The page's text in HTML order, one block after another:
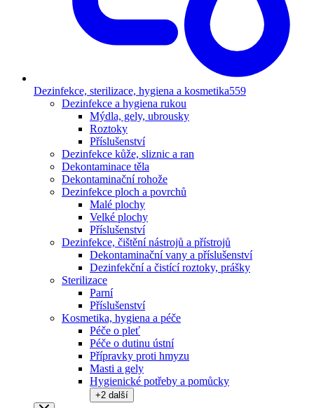
Dezinfekce, sterilizace, hygiena a kosmetika559
Dezinfekce a hygiena rukou
Mýdla, gely, ubrousky
Roztoky
Příslušenství
Dezinfekce kůže, sliznic a ran
Dekontaminace těla
Dekontaminační rohože
Dezinfekce ploch a povrchů
Malé plochy
Velké plochy
Příslušenství
Dezinfekce, čištění nástrojů a přístrojů
Dekontaminační vany a příslušenství
Dezinfekční a čistící roztoky, prášky
Sterilizace
Parní
Příslušenství
Kosmetika, hygiena a péče
Péče o pleť
Péče o dutinu ústní
Přípravky proti hmyzu
Masti a gely
Hygienické potřeby a pomůcky
+2 další